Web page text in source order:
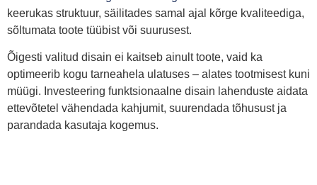
keerukas struktuur, säilitades samal ajal kõrge kvaliteediga,
sõltumata toote tüübist või suurusest.
Õigesti valitud disain ei kaitseb ainult toote, vaid ka
optimeerib kogu tarneahela ulatuses – alates tootmisest kuni
müügi. Investeering funktsionaalne disain lahenduste aidata
ettevõtetel vähendada kahjumit, suurendada tõhusust ja
parandada kasutaja kogemus.